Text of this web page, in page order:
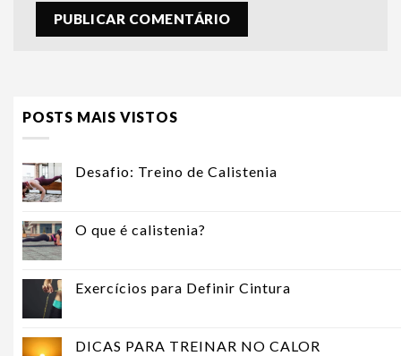
POSTS MAIS VISTOS
Desafio: Treino de Calistenia
O que é calistenia?
Exercícios para Definir Cintura
DICAS PARA TREINAR NO CALOR